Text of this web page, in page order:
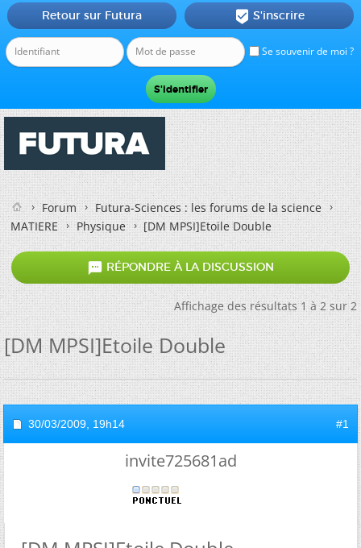
Se souvenir de moi ?
Retour sur Futura  S'inscrire
Forum
Futura-Sciences : les forums de la science
MATIERE
Physique [DM MPSI]Etoile Double
 RÉPONDRE À LA DISCUSSION
Affichage des résultats 1 à 2 sur 2
[DM MPSI]Etoile Double
30/03/2009, 19h14 #1
invite725681ad